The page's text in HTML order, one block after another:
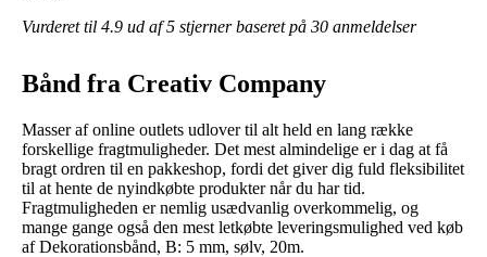
Vurderet til 4.9 ud af 5 stjerner baseret på 30 anmeldelser
Bånd fra Creativ Company
Masser af online outlets udlover til alt held en lang række
forskellige fragtmuligheder. Det mest almindelige er i dag at få
bragt ordren til en pakkeshop, fordi det giver dig fuld fleksibilitet
til at hente de nyindkøbte produkter når du har tid.
Fragtmuligheden er nemlig usædvanlig overkommelig, og
mange gange også den mest letkøbte leveringsmulighed ved køb
af Dekorationsbånd, B: 5 mm, sølv, 20m.